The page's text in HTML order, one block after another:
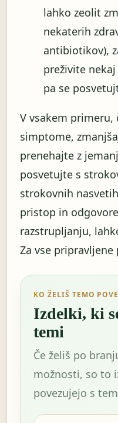
lahko zeolit
nekaterih
antibiotikov),
preživite
pa se
V vsakem primeru,
simptome,
prenehajte z
posvetujte s
strokovnih
pristop in
razstrupljanju,
Za vse pripravljene
KO ŽELIŠ TEMO
Izdelki, ki
temi
Če želiš po
možnosti, so to
povezujejo s